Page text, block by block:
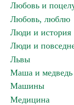
Любовь и
Любовь, люблю
Люди и история
Люди и
Львы
Маша и медведь
Машины
Медицина